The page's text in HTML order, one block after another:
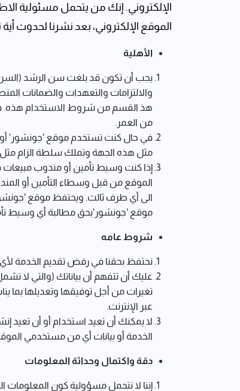
الإلكتروني. إنك من يتحمل مسئولية
الموقع الإلكتروني، بعد نشرنا لحدوث
الأهلية
يجب أن تكون قد بلغت سن الرشد (السن
والالتزامات والتعهدات والضمانات
من العمر.
في حال كنت تستخدم موقع 'جونشور'
مثل هذه الجهة وتملك سلطة الزام مثل
إذا كنت وسيط تأمين أو مندوب مبيعات
الموقع من قبل وسطاء التأمين أو
الى أي طرف ثالث. ويحتفظ موقع
موقع 'جونشور'بحق مطالبة أي وسيط
شروط عامه
نحتفظ بحقنا في رفض تقديم الخدمة
عليك أن تتفهم أن بياناتك (والتي لا
تغيرات من أجل توفيقها وتعديلها بما
عبر الإنترنت.
لا يمكنك أن تعيد استخدام أو أن تعيد
الخدمة أو بيانات أي من مستخدمي
دقة واكتمال وحداثة المعلومات
إننا لا نتحمل مسؤولية كون المعلومات